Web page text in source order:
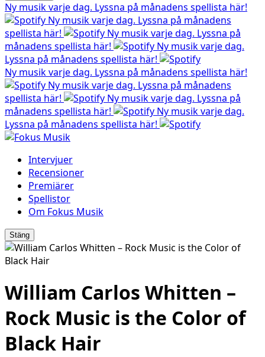
Ny musik varje dag. Lyssna på månadens spellista här!
Ny musik varje dag. Lyssna på månadens
spellista här!
Ny musik varje dag. Lyssna på
månadens spellista här!
Ny musik varje dag.
Lyssna på månadens spellista här!
Ny musik varje dag. Lyssna på månadens spellista här!
Ny musik varje dag. Lyssna på månadens
spellista här!
Ny musik varje dag. Lyssna på
månadens spellista här!
Ny musik varje dag.
Lyssna på månadens spellista här!
Intervjuer
Recensioner
Premiärer
Spellistor
Om Fokus Musik
Stäng
William Carlos Whitten –
Rock Music is the Color of
Black Hair